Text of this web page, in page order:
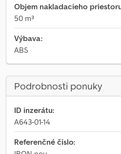
Objem nakladacieho
50 m³
Výbava:
ABS
Podrobnosti ponuky
ID inzerátu:
A643-01-14
Referenčné číslo: